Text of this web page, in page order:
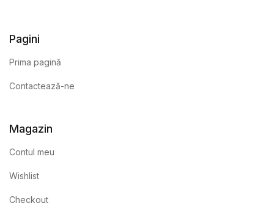
Pagini
Prima pagină
Contactează-ne
Magazin
Contul meu
Wishlist
Checkout